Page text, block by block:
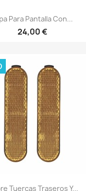
Para Pantalla Con...
24,00 €
Tuercas Traseros Y...